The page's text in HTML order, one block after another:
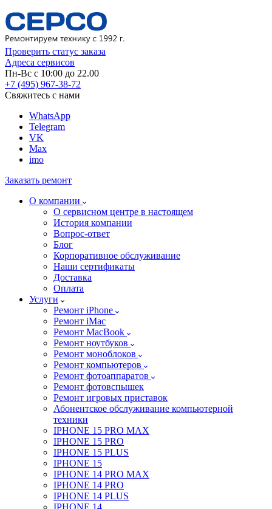
Проверить статус заказа
Адреса сервисов
Пн-Вс с 10:00 до 22.00
+7 (495) 967-38-72
Свяжитесь с нами
WhatsApp
Telegram
VK
Max
imo
Заказать ремонт
О компании
О сервисном центре в настоящем
История компании
Вопрос-ответ
Блог
Корпоративное обслуживание
Наши сертификаты
Доставка
Оплата
Услуги
Ремонт iPhone
Ремонт iMac
Ремонт MacBook
Ремонт ноутбуков
Ремонт моноблоков
Ремонт компьютеров
Ремонт фотоаппаратов
Ремонт фотовспышек
Ремонт игровых приставок
Абонентское обслуживание компьютерной
техники
IPHONE 15 PRO MAX
IPHONE 15 PRO
IPHONE 15 PLUS
IPHONE 15
IPHONE 14 PRO MAX
IPHONE 14 PRO
IPHONE 14 PLUS
IPHONE 14